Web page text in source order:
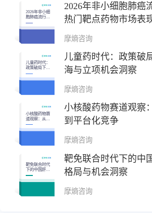
2026年非小细
胞肺癌流行病
学趋势及热门
靶点药物市场
2026年非小细胞肺癌
热门靶点药物市场表
摩熵咨询
儿童药时代：
政策破局下的
创新药蓝海与
立项机会洞察
儿童药时代：政策破
海与立项机会洞察
摩熵咨询
小核酸药物赛
道观察：从成
药性突破到平
台化竞争
小核酸药物赛道观察
到平台化竞争
摩熵咨询
靶免联合时代
下的中国肝癌
药物竞争格局
与机会洞察
靶免联合时代下的中
格局与机会洞察
摩熵咨询